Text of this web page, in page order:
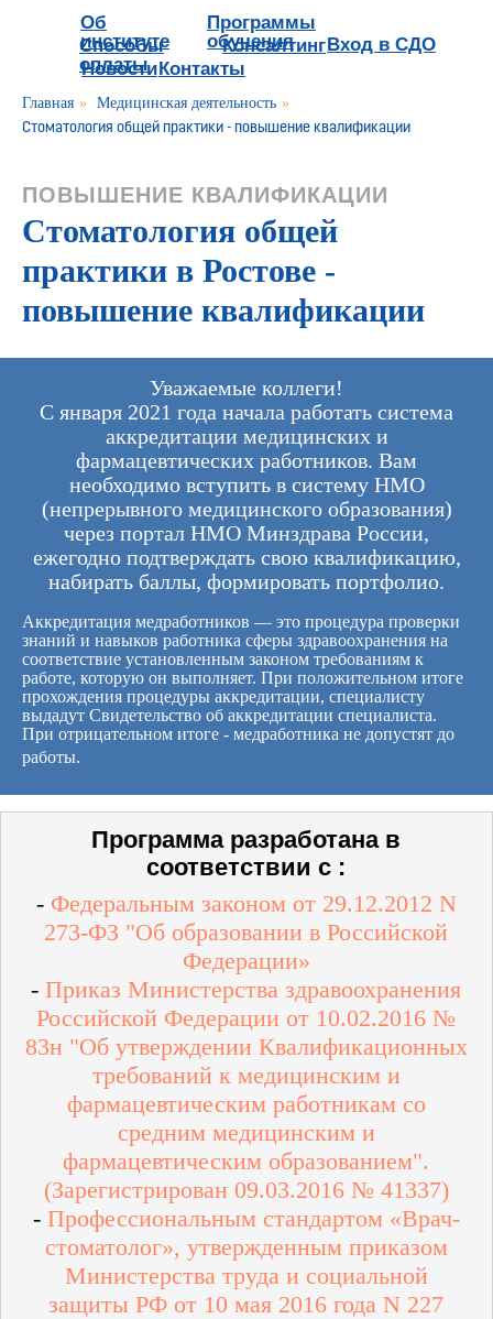
Об
институте
Программы
обучения
Способы
оплаты
Консалтинг
Новости
Вход в СДО
Контакты
Главная » Медицинская деятельность »
Стоматология общей практики - повышение квалификации
ПОВЫШЕНИЕ КВАЛИФИКАЦИИ
Стоматология общей
практики в Ростове -
повышение квалификации
Уважаемые коллеги!
С января 2021 года начала работать система
аккредитации медицинских и
фармацевтических работников. Вам
необходимо вступить в систему НМО
(непрерывного медицинского образования)
через портал НМО Минздрава России,
ежегодно подтверждать свою квалификацию,
набирать баллы, формировать портфолио.
Аккредитация медработников — это процедура проверки
знаний и навыков работника сферы здравоохранения на
соответствие установленным законом требованиям к
работе, которую он выполняет. При положительном итоге
прохождения процедуры аккредитации, специалисту
выдадут Свидетельство об аккредитации специалиста.
При отрицательном итоге - медработника не допустят до
работы.
Программа разработана в
соответствии с :
- Федеральным законом от 29.12.2012 N
273-ФЗ "Об образовании в Российской
Федерации»
- Приказ Министерства здравоохранения
Российской Федерации от 10.02.2016 №
83н "Об утверждении Квалификационных
требований к медицинским и
фармацевтическим работникам со
средним медицинским и
фармацевтическим образованием".
(Зарегистрирован 09.03.2016 № 41337)
- Профессиональным стандартом «Врач-
стоматолог», утвержденным приказом
Министерства труда и социальной
защиты РФ от 10 мая 2016 года N 227